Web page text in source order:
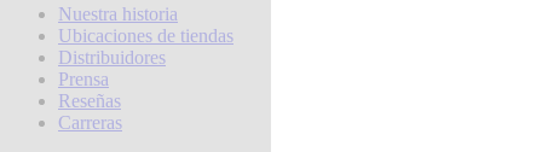
Nuestra historia
Ubicaciones de tiendas
Distribuidores
Prensa
Reseñas
Carreras